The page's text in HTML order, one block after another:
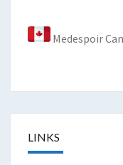
Medespoir
LINKS